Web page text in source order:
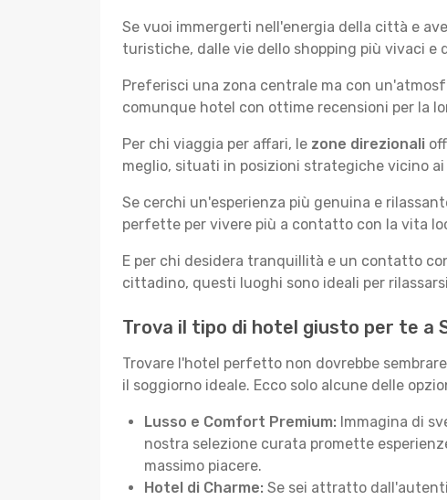
Se vuoi immergerti nell'energia della città e
turistiche, dalle vie dello shopping più vivaci e
Preferisci una zona centrale ma con
comunque hotel con ottime recensioni per la
Per chi viaggia per affari, le zone direzionali
meglio, situati in posizioni strategiche vicino
Se cerchi un'esperienza più genuina e
perfette per vivere più a contatto con la vita
E per chi desidera tranquillità e un contatto
cittadino, questi luoghi sono ideali per
Trova il tipo di hotel giusto per te a
Trovare l'hotel perfetto non dovrebbe
il soggiorno ideale. Ecco solo alcune delle
Lusso e Comfort Premium: Immagina di
nostra selezione curata promette
massimo piacere.
Hotel di Charme: Se sei attratto